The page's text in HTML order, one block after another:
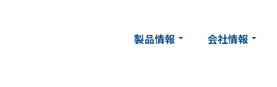
製品情報 arrow_drop_down 会社情報 arrow_drop_down
製品情報 arrow_drop_down 会社情報 arrow_drop_down